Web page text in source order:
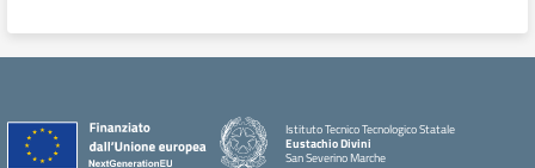
Istituto Tecnico Tecnologico Statale
Eustachio Divini
San Severino Marche